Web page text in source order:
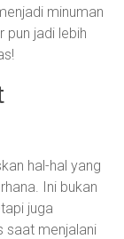
minuman
pun jadi lebih
hal-hal yang
Ini bukan
juga
saat menjalani